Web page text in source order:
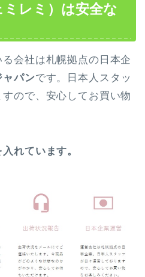
レミ）は安全な
会社は札幌拠点の日本企
ャパンです。日本人スタッ
ので、安心してお買い物
れています。